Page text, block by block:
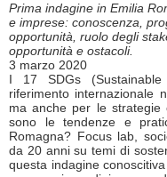
Prima indagine in Emilia
e imprese: conoscenza,
opportunità, ruolo degli
opportunità e ostacoli.
3 marzo 2020
I 17 SDGs
riferimento internazionale
ma anche per le strategie
sono le tendenze e
Romagna? Focus lab,
da 20 anni su temi di
questa indagine